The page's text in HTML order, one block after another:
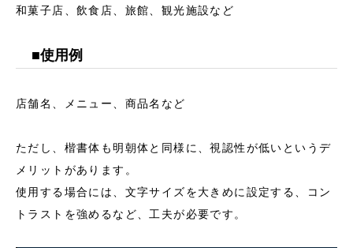
和菓子店、飲食店、旅館、観光施設など
■使用例
店舗名、メニュー、商品名など
ただし、楷書体も明朝体と同様に、視認性が低いというデ
メリットがあります。
使用する場合には、文字サイズを大きめに設定する、コン
トラストを強めるなど、工夫が必要です。